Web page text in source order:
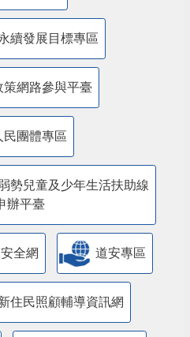
續發展目標專區
策網路參與平臺
民團體專區
勢兒童及少年生活扶助線
辦平臺
全網 道安專區
住民照顧輔導資訊網